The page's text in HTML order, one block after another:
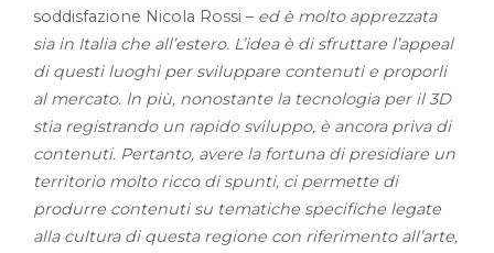
soddisfazione Nicola Rossi – ed è molto apprezzata
sia in Italia che all’estero. L’idea è di sfruttare l’appeal
di questi luoghi per sviluppare contenuti e proporli
al mercato. In più, nonostante la tecnologia per il 3D
stia registrando un rapido sviluppo, è ancora priva di
contenuti. Pertanto, avere la fortuna di presidiare un
territorio molto ricco di spunti, ci permette di
produrre contenuti su tematiche specifiche legate
alla cultura di questa regione con riferimento all’arte,